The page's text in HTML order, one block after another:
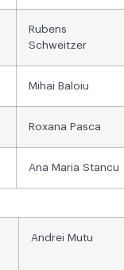
Rubens
Schweitzer
Mihai Baloiu
Roxana Pasca
Ana Maria Stancu
Andrei Mutu